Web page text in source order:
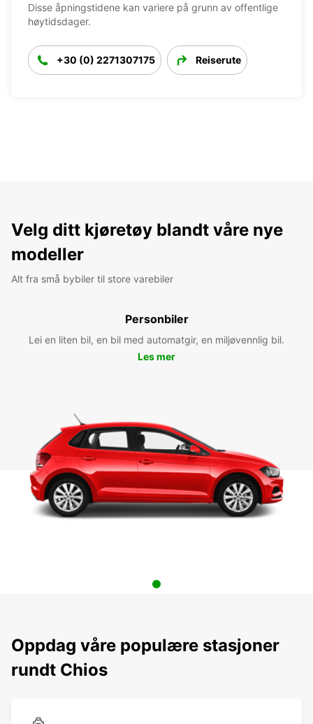
Disse åpningstidene kan variere på grunn av offentlige
høytidsdager.
+30 (0) 2271307175 Reiserute
Velg ditt kjøretøy blandt våre nye
modeller
Alt fra små bybiler til store varebiler
Personbiler
Lei en liten bil, en bil med automatgir, en miljøvennlig bil.
Les mer
Oppdag våre populære stasjoner
rundt Chios